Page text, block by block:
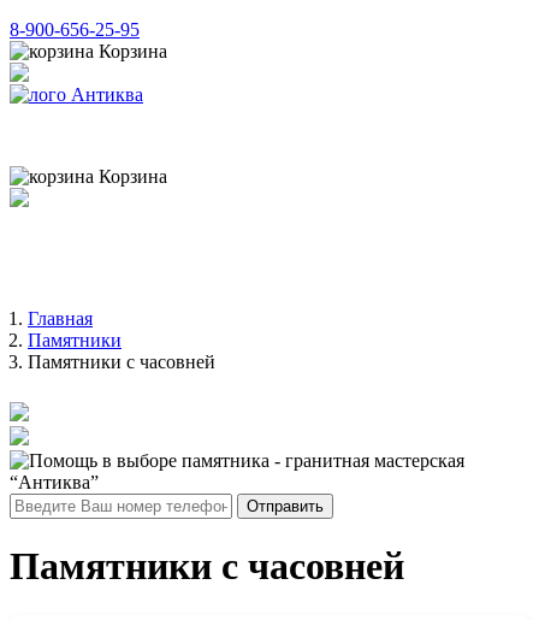
8-900-656-25-95
Корзина
Корзина
Главная
Памятники
Памятники с часовней
Отправить
Памятники с часовней